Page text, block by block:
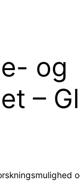
og
–